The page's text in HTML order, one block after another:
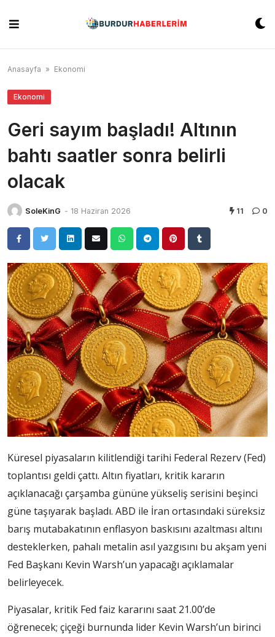
content
Anasayfa » Ekonomi
Ekonomi
Geri sayım başladı! Altının
bahtı saatler sonra belirli
olacak
SoleKinG - 18 Haziran 2026 11 0
Küresel piyasaların kilitlendiği tarihi Federal Rezerv (Fed)
toplantısı geldi çattı. Altın fiyatları, kritik kararın
açıklanacağı çarşamba gününe yükseliş serisini beşinci
güne taşıyarak başladı. ABD ile İran ortasındaki süreksiz
barış mutabakatının enflasyon baskısını azaltması altını
desteklerken, pahalı metalin asıl yazgısını bu akşam yeni
Fed Başkanı Kevin Warsh’un yapacağı açıklamalar
belirleyecek.
Piyasalar, kritik Fed faiz kararını saat 21.00’de
öğrenecek; çiçeği burnunda lider Kevin Warsh’un birinci